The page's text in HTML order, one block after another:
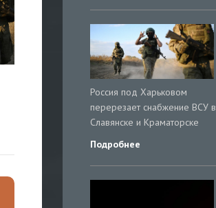
Россия под Харьковом
перерезает снабжение ВСУ в
Славянске и Краматорске
Подробнее